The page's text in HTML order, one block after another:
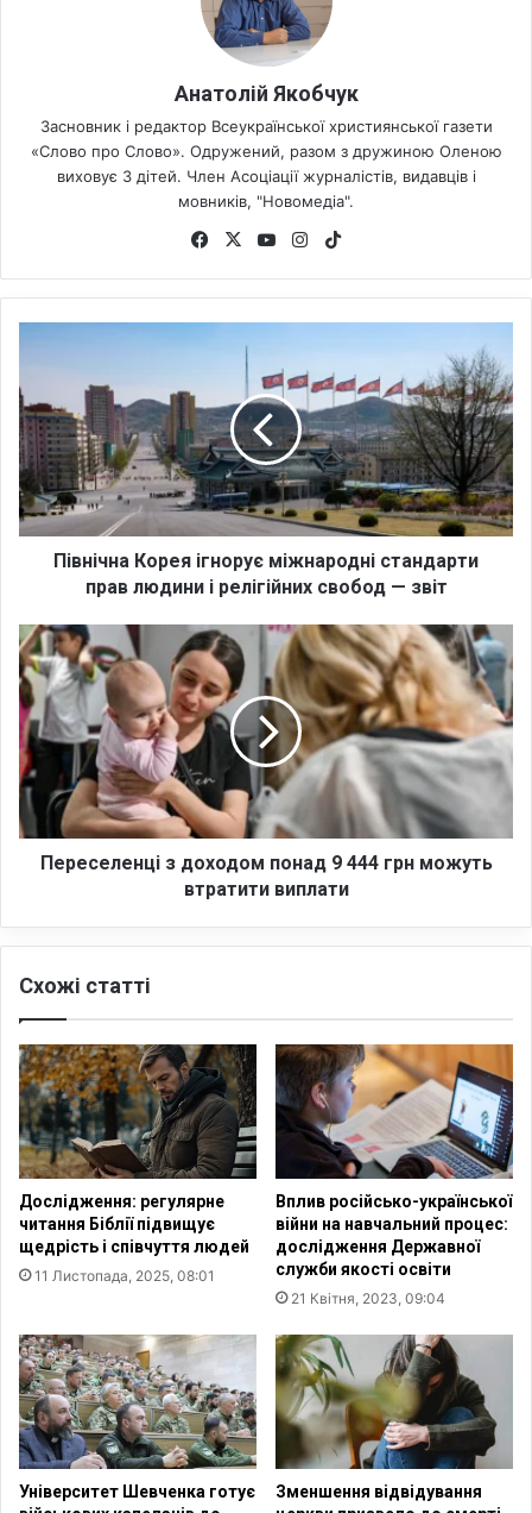
Анатолій Якобчук
Засновник і редактор Всеукраїнської християнської газети
«Слово про Слово». Одружений, разом з дружиною Оленою
виховує 3 дітей. Член Асоціації журналістів, видавців і
мовників, "Новомедіа".
Fa
bo
ok
X
Yo
ub
e
Ins
ra
m
k
в
н
і
ч
н
а
К
я
і
г
н
о
р
у
м
о
і
с
т
а
н
д
а
р
т
и
р
а
в
л
ю
д
и
н
Північна Корея ігнорує міжнародні стандарти
прав людини і релігійних свобод — звіт
П
е
р
е
с
е
л
е
н
х
о
м
п
о
н
д
9
4
г
р
н
м
о
ж
у
Переселенці з доходом понад 9 444 грн можуть
втратити виплати
Схожі статті
Дослідження: регулярне
читання Біблії підвищує
щедрість і співчуття людей
11 Листопада, 2025, 08:01
Вплив російсько-української
війни на навчальний процес:
дослідження Державної
служби якості освіти
21 Квітня, 2023, 09:04
Університет Шевченка готує
Зменшення відвідування